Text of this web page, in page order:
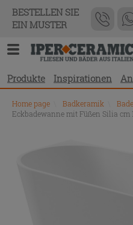
BESTELLEN SIE
EIN MUSTER
Produkte Inspirationen
Home page Badkeramik
Eckbadewanne mit Füßen Silia cm